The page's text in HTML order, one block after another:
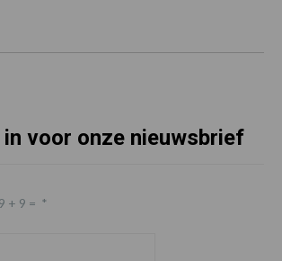
voor onze nieuwsbrief
9 + 9 = *